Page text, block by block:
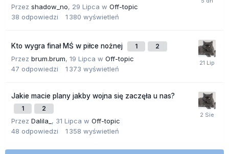
Przez shadow_no, 29 Lipca w Off-topic
38 odpowiedzi 1 380 wyświetleń
Kto wygra finał MŚ w piłce nożnej 1 2
Przez brum.brum, 19 Lipca w Off-topic
47 odpowiedzi 1 373 wyświetleń
Jakie macie plany jakby wojna się zaczęła u nas?
1 2
Przez Dalila_ , 31 Lipca w Off-topic
48 odpowiedzi 1 358 wyświetleń